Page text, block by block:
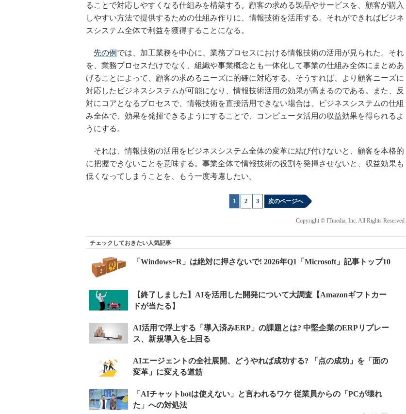
ることで対応しやすくなる仕組みを構築する。顧客の求める製品やサービスを、顧客が購入
しやすい方法で提供するための仕組み作りに、情報技術を活用する。それができればビジネ
スシステム全体で利益を獲得することになる。
先の例 では、加工業務を中心に、業務プロセスにおける情報技術の活用が見られた。それ
を、業務プロセスだけでなく、組織や事業概念とも一体化して事業の仕組み全体にまとめあ
げることによって、顧客の求めるニーズに的確に対応する。そうすれば、より顧客ニーズに
対応したビジネスシステムが可能になり、情報技術活用の効果が高まるのである。また、反
対にコアとなるプロセスで、情報技術を直接活用できない場合は、ビジネスシステムの仕組
み全体で、効果を発揮できるようにすることで、コンピュータ活用の収益効果を得られるよ
うにする。
それは、情報技術の活用をビジネスシステム全体の変革に結び付けないと、顧客を本格的
に把握できないことを意味する。事業全体で情報技術の役割を発揮させないと、収益効果も
低くなってしまうことを、もう一度考慮したい。
1 2 3 次のページへ
Copyright © ITmedia, Inc. All Rights Reserved.
チェックしておきたい人気記事